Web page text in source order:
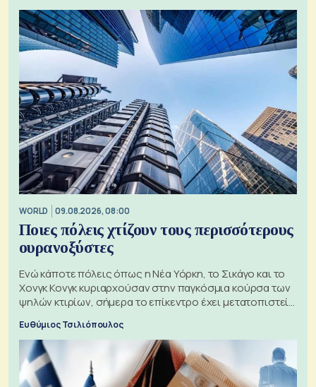
WORLD 09.08.2026, 08:00
Ποιες πόλεις χτίζουν τους περισσότερους
ουρανοξύστες
Ενώ κάποτε πόλεις όπως η Νέα Υόρκη, το Σικάγο και το
Χονγκ Κονγκ κυριαρχούσαν στην παγκόσμια κούρσα των
ψηλών κτιρίων, σήμερα το επίκεντρο έχει μετατοπιστεί
Ευθύμιος Τσιλιόπουλος